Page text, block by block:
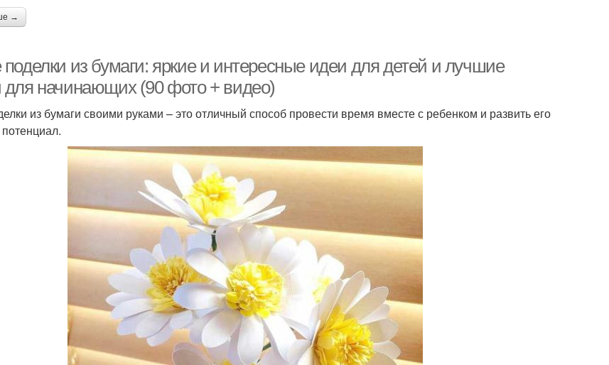
→
поделки из бумаги: яркие и интересные идеи для детей и лучшие
для начинающих (90 фото + видео)
из бумаги своими руками – это отличный способ провести время вместе с ребенком и развить его